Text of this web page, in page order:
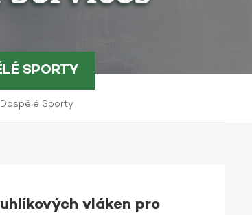
SPORTY
Sporty
vláken pro